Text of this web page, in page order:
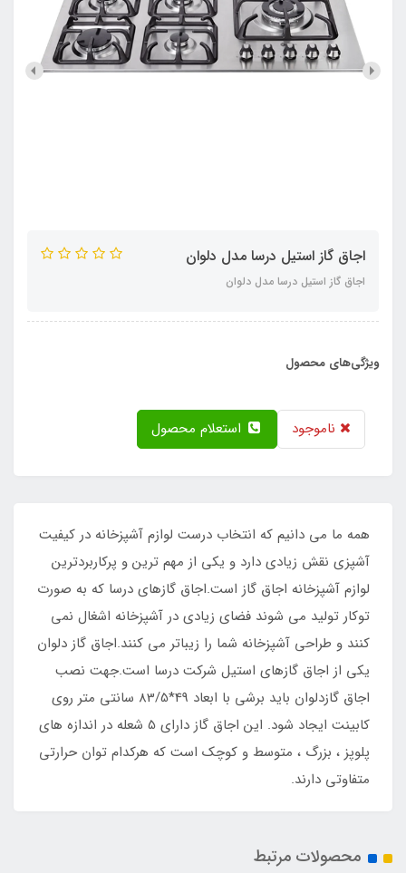
اجاق گاز استیل درسا مدل دلوان
اجاق گاز استیل درسا مدل دلوان
ویژگی‌های محصول
ناموجود
همه ما می دانیم که انتخاب درست لوازم آشپزخانه در کیفیت
آشپزی نقش زیادی دارد و یکی از مهم ترین و پرکاربردترین
لوازم آشپزخانه اجاق گاز است.اجاق گازهای درسا که به صورت
توکار تولید می شوند فضای زیادی در آشپزخانه اشغال نمی
کنند و طراحی آشپزخانه شما را زیباتر می کنند.اجاق گاز دلوان
یکی از اجاق گازهای استیل شرکت درسا است.جهت نصب
اجاق گازدلوان باید برشی با ابعاد 49*83/5 سانتی متر روی
کابینت ایجاد شود. این اجاق گاز دارای 5 شعله در اندازه های
پلوپز ، بزرگ ، متوسط و کوچک است که هرکدام توان حرارتی
متفاوتی دارند.
محصولات مرتبط